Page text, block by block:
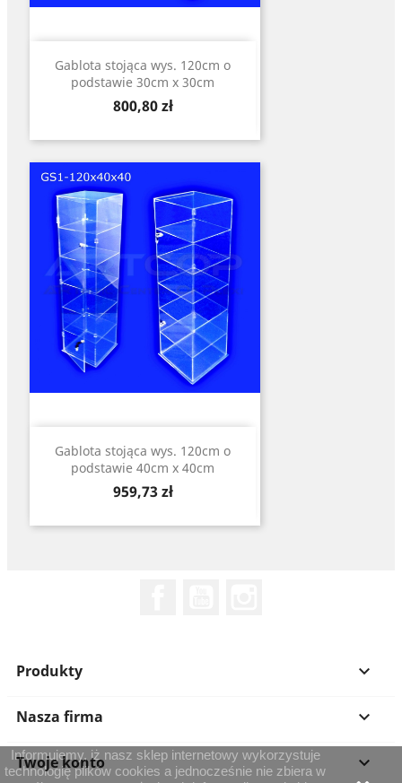
Gablota stojąca wys. 120cm o
podstawie 30cm x 30cm
Cena
800,80 zł
Gablota stojąca wys. 120cm o
podstawie 40cm x 40cm
Cena
959,73 zł
Produkty 
Nasza firma 
Twoje konto 
Informujemy, iż nasz sklep internetowy wykorzystuje
technologię plików cookies a jednocześnie nie zbiera w